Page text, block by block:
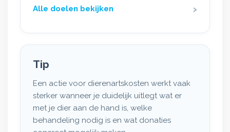
Alle doelen bekijken
Tip
Een actie voor dierenartskosten werkt vaak
sterker wanneer je duidelijk uitlegt wat er
met je dier aan de hand is, welke
behandeling nodig is en wat donaties